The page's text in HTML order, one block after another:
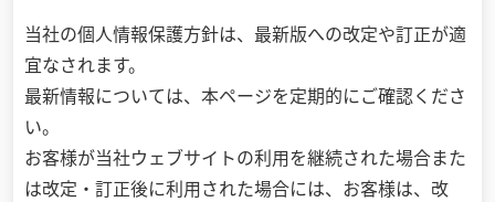
当社の個人情報保護方針は、最新版への改定や訂正が適
宜なされます。
最新情報については、本ページを定期的にご確認くださ
い。
お客様が当社ウェブサイトの利用を継続された場合また
は改定・訂正後に利用された場合には、お客様は、改